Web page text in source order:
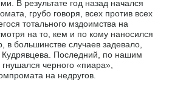
В результате год назад начался
грубо говоря, всех против всех
тотального мздоимства на
на то, кем и по кому наносился
большинстве случаев задевало,
Кудрявцева. Последний, по нашим
черного «пиара»,
на недругов.